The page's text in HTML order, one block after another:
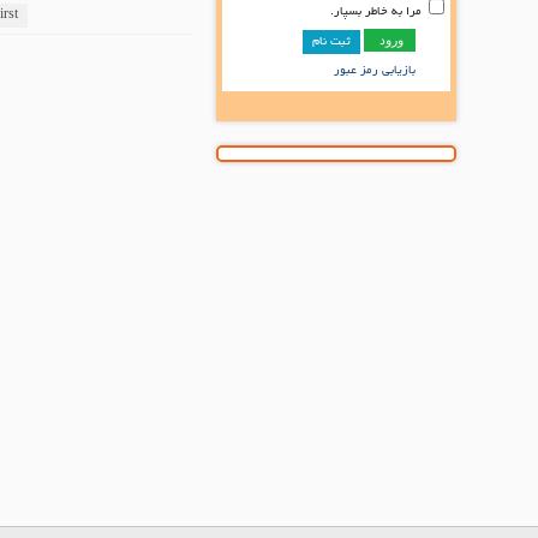
مرا به خاطر بسپار.
ثبت نام
بازیابی رمز عبور